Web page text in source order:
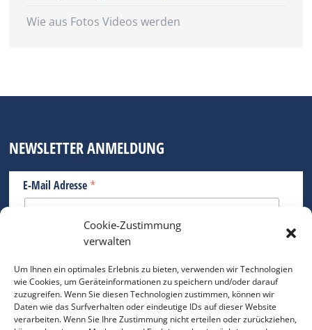
Cookie-Zustimmung
verwalten
Um Ihnen ein optimales Erlebnis zu bieten, verwenden wir Technologien
wie Cookies, um Geräteinformationen zu speichern und/oder darauf
zuzugreifen. Wenn Sie diesen Technologien zustimmen, können wir
Daten wie das Surfverhalten oder eindeutige IDs auf dieser Website
verarbeiten. Wenn Sie Ihre Zustimmung nicht erteilen oder zurückziehen,
Wie aus Fotos Videos werden
NEWSLETTER ANMELDUNG
E-Mail Adresse *
Bitte geben Sie Ihre E-Mail Adresse ein.
*